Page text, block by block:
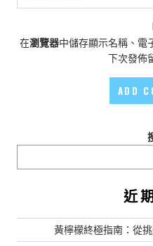
在瀏覽器中儲存顯示名稱、電
下次發佈
近
黃檸檬終極指南：從